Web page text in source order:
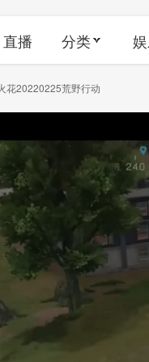
直播 分类
花20220225荒野行动